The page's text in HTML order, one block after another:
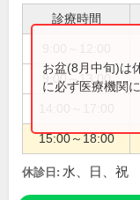
診療時間
9:00～13:00
15:00～18:00
お盆(8月中旬)は
に必ず医療機関
休診日: 水、日、祝